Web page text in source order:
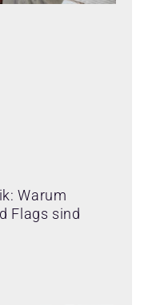
Warum
Flags sind